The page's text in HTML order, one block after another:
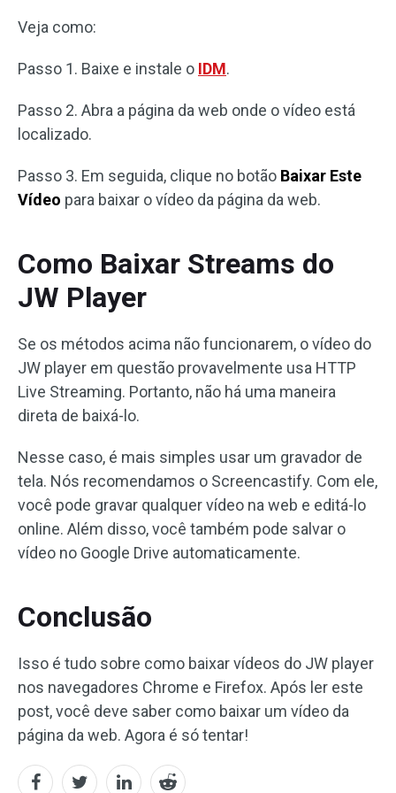
Veja como:
Passo 1. Baixe e instale o IDM.
Passo 2. Abra a página da web onde o vídeo está
localizado.
Passo 3. Em seguida, clique no botão Baixar Este
Vídeo para baixar o vídeo da página da web.
Como Baixar Streams do
JW Player
Se os métodos acima não funcionarem, o vídeo do
JW player em questão provavelmente usa HTTP
Live Streaming. Portanto, não há uma maneira
direta de baixá-lo.
Nesse caso, é mais simples usar um gravador de
tela. Nós recomendamos o Screencastify. Com ele,
você pode gravar qualquer vídeo na web e editá-lo
online. Além disso, você também pode salvar o
vídeo no Google Drive automaticamente.
Conclusão
Isso é tudo sobre como baixar vídeos do JW player
nos navegadores Chrome e Firefox. Após ler este
post, você deve saber como baixar um vídeo da
página da web. Agora é só tentar!